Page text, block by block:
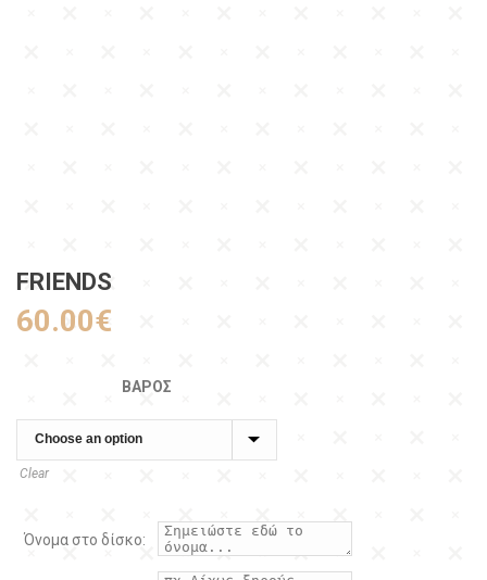
FRIENDS
60.00€
ΒΆΡΟΣ
Clear
Όνομα στο δίσκο: